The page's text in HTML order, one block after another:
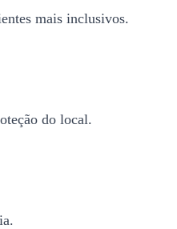
mais inclusivos.
do local.